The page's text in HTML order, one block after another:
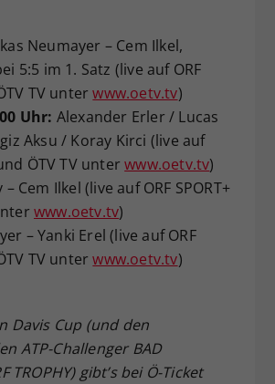
Neumayer – Cem Ilkel,
5:5 im 1. Satz (live auf ORF
TV unterwww.oetv.tv)
Uhr: Alexander Erler / Lucas
Aksu / Koray Kirci (live auf
ÖTV TV unterwww.oetv.tv)
Cem Ilkel (live auf ORF SPORT+
www.oetv.tv)
– Yanki Erel (live auf ORF
TV unterwww.oetv.tv)
Davis Cup (und den
ATP-Challenger BAD
TROPHY) gibt’s bei Ö-Ticket